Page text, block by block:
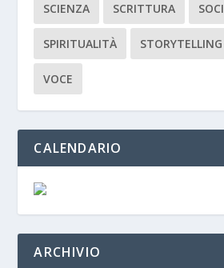
SCIENZA SCRITTURA
SPIRITUALITÀ STORYTELLING
VOCE
CALENDARIO
ARCHIVIO